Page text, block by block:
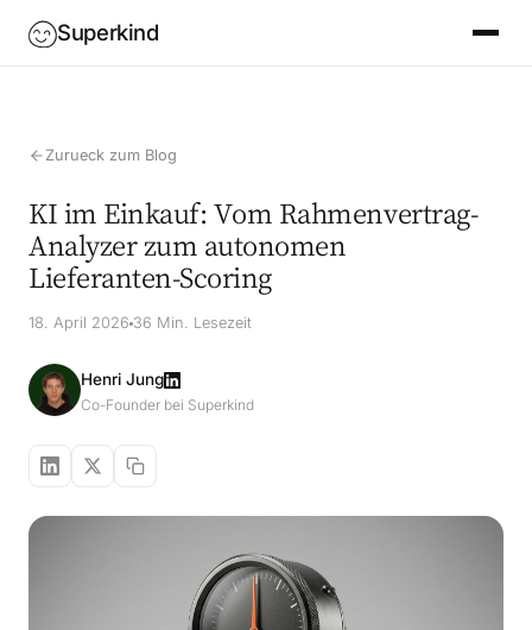
Superkind
Zurueck zum Blog
KI im Einkauf: Vom Rahmenvertrag-
Analyzer zum autonomen
Lieferanten-Scoring
18. April 2026 36 Min. Lesezeit
Henri Jung
Co-Founder bei Superkind